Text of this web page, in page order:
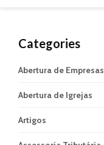
Categories
Abertura de Empresas
Abertura de Igrejas
Artigos